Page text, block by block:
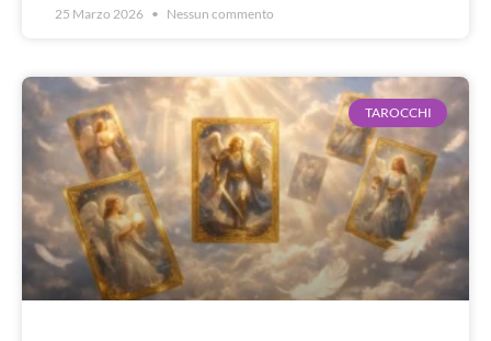
25 Marzo 2026 Nessun commento
TAROCCHI